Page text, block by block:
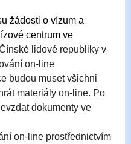
žádosti o vízum a
centrum ve
lidové republiky v
on-line
budou muset všichni
materiály on-line. Po
dokumenty ve
on-line prostřednictvím